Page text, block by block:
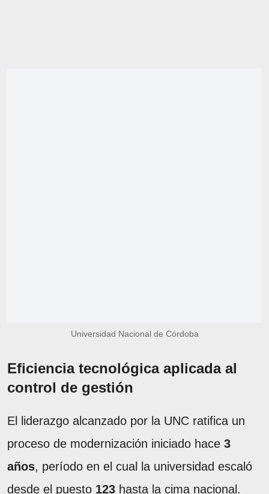
Universidad Nacional de Córdoba
Eficiencia tecnológica aplicada al
control de gestión
El liderazgo alcanzado por la UNC ratifica un
proceso de modernización iniciado hace 3
años, período en el cual la universidad escaló
desde el puesto 123 hasta la cima nacional.